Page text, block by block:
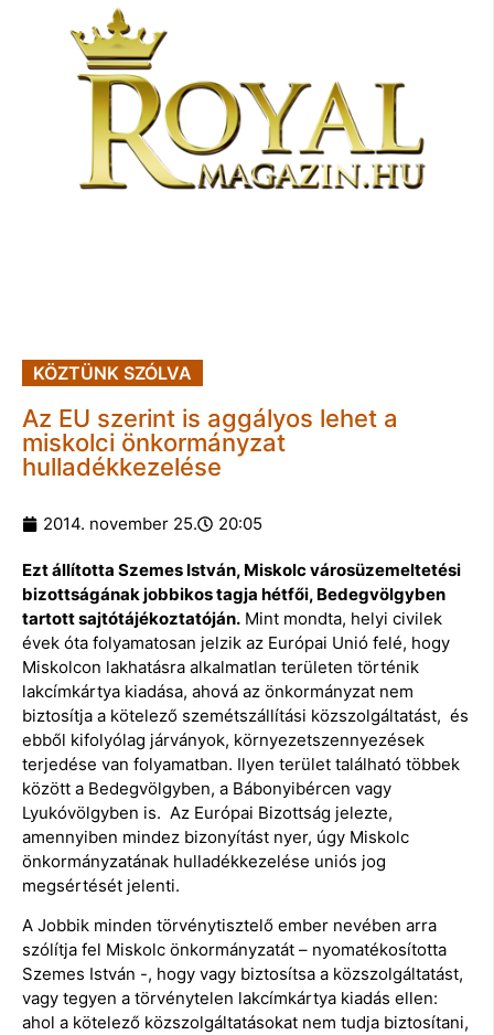
KÖZTÜNK SZÓLVA
Az EU szerint is aggályos lehet a
miskolci önkormányzat
hulladékkezelése
2014. november 25. 20:05
Ezt állította Szemes István, Miskolc városüzemeltetési
bizottságának jobbikos tagja hétfői, Bedegvölgyben
tartott sajtótájékoztatóján. Mint mondta, helyi civilek
évek óta folyamatosan jelzik az Európai Unió felé, hogy
Miskolcon lakhatásra alkalmatlan területen történik
lakcímkártya kiadása, ahová az önkormányzat nem
biztosítja a kötelező szemétszállítási közszolgáltatást, és
ebből kifolyólag járványok, környezetszennyezések
terjedése van folyamatban. Ilyen terület található többek
között a Bedegvölgyben, a Bábonyibércen vagy
Lyukóvölgyben is. Az Európai Bizottság jelezte,
amennyiben mindez bizonyítást nyer, úgy Miskolc
önkormányzatának hulladékkezelése uniós jog
megsértését jelenti.
A Jobbik minden törvénytisztelő ember nevében arra
szólítja fel Miskolc önkormányzatát – nyomatékosította
Szemes István -, hogy vagy biztosítsa a közszolgáltatást,
vagy tegyen a törvénytelen lakcímkártya kiadás ellen:
ahol a kötelező közszolgáltatásokat nem tudja biztosítani,